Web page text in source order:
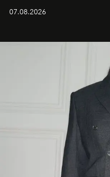
07.08.2026